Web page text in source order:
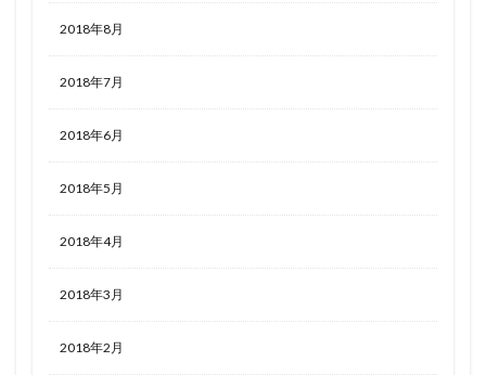
2018年8月
2018年7月
2018年6月
2018年5月
2018年4月
2018年3月
2018年2月